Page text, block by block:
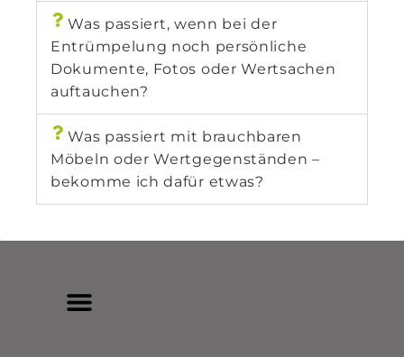
Was passiert, wenn bei der
Entrümpelung noch persönliche
Dokumente, Fotos oder Wertsachen
auftauchen?
Was passiert mit brauchbaren
Möbeln oder Wertgegenständen –
bekomme ich dafür etwas?